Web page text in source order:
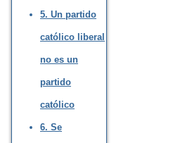
5. Un partido
católico liberal
no es un
partido
católico
6. Se